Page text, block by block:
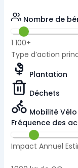
Nombre de
1 100+
Type d’action
Plantation
Déchets
Mobilité Vélo
Fréquence des
Impact Annuel